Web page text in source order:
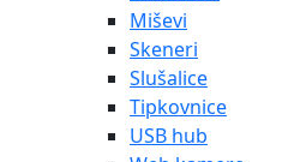
Miševi
Skeneri
Slušalice
Tipkovnice
USB hub